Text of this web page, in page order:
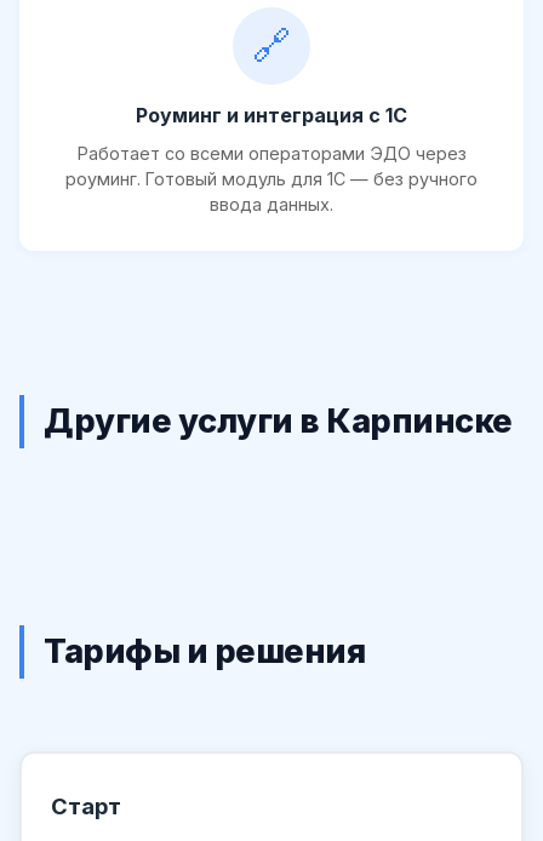
🔗
Роуминг и интеграция с 1С
Работает со всеми операторами ЭДО через
роуминг. Готовый модуль для 1С — без ручного
ввода данных.
Другие услуги в Карпинске
Тарифы и решения
Старт